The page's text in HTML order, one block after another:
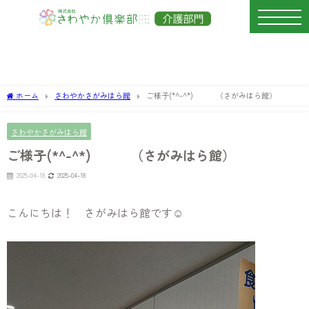
ホーム さわやかさがみはら館 ご様子(*^-^*) （さがみはら館）
さわやかさがみはら館
ご様子(*^-^*) （さがみはら館）
2025-04-18 2025-04-18
こんにちは！ さがみはら館です☺